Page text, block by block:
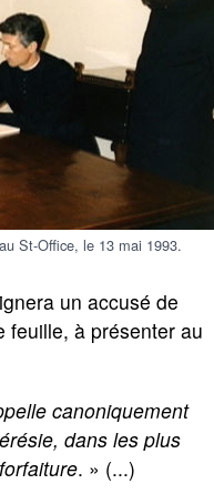
St-Office, le 13 mai 1993.
un accusé de
feuille, à présenter au
canoniquement
dans les plus
. » (...)